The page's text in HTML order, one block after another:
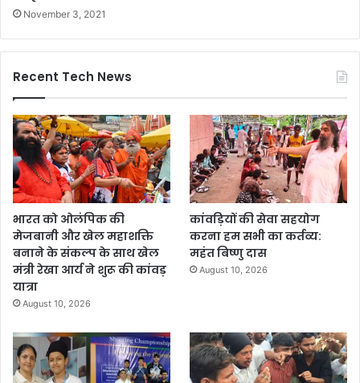
November 3, 2021
Recent Tech News
भारत को ओलंपिक की
मेजबानी और खेल महाशक्ति
बनाने के संकल्प के साथ खेल
मंत्री रेखा आर्य ने शुरू की कांवड़
यात्रा
August 10, 2026
कांवड़ियों की सेवा सहयोग
करना हम सभी का कर्तव्य:
महंत बिष्णु दास
August 10, 2026